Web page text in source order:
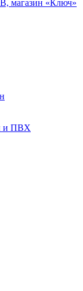
магазин «Ключ»
и ПВХ